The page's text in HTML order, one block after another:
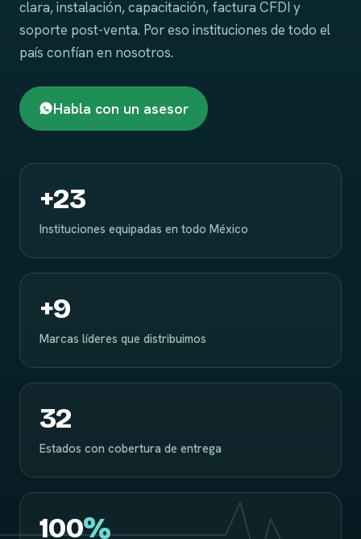
clara, instalación, capacitación, factura CFDI y
soporte post-venta. Por eso instituciones de todo el
país confían en nosotros.
Habla con un asesor
+23
Instituciones equipadas en todo México
+9
Marcas líderes que distribuimos
32
Estados con cobertura de entrega
100%